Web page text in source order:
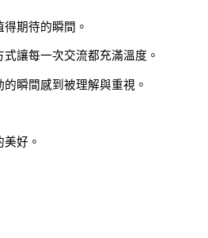
期待的瞬間。
讓每一次交流都充滿溫度。
瞬間感到被理解與重視。
好。